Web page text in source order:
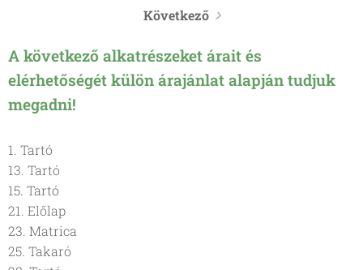
Következő
A következő alkatrészeket árait és
elérhetőségét külön árajánlat alapján tudjuk
megadni!
1. Tartó
13. Tartó
15. Tartó
21. Előlap
23. Matrica
25. Takaró